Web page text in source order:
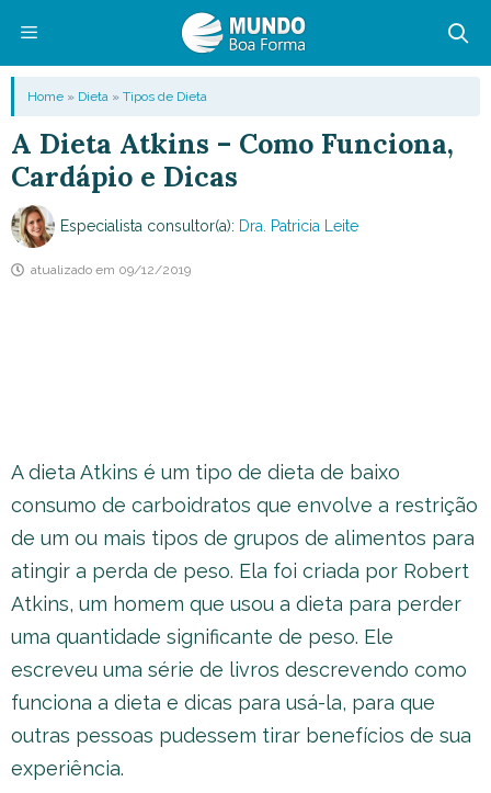
conteúdo
Menu
Home » Dieta » Tipos de Dieta
A Dieta Atkins – Como Funciona,
Cardápio e Dicas
Especialista consultor(a): Dra. Patricia Leite
atualizado em 09/12/2019
A dieta Atkins é um tipo de dieta de baixo
consumo de carboidratos que envolve a restrição
de um ou mais tipos de grupos de alimentos para
atingir a perda de peso. Ela foi criada por Robert
Atkins, um homem que usou a dieta para perder
uma quantidade significante de peso. Ele
escreveu uma série de livros descrevendo como
funciona a dieta e dicas para usá-la, para que
outras pessoas pudessem tirar benefícios de sua
experiência.